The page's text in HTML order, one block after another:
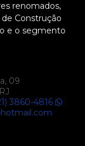
renomados,
Construção
e o segmento
09
3860-4816